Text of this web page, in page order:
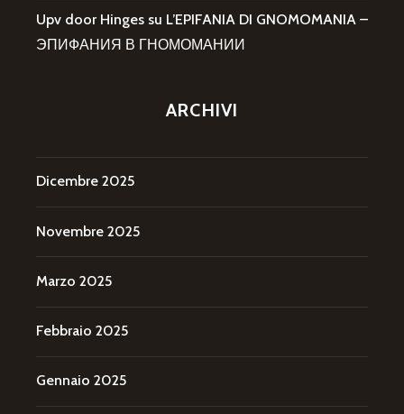
Upv door Hinges su L’EPIFANIA DI GNOMOMANIA –
ЭПИФАНИЯ В ГНОМОМАНИИ
ARCHIVI
Dicembre 2025
Novembre 2025
Marzo 2025
Febbraio 2025
Gennaio 2025